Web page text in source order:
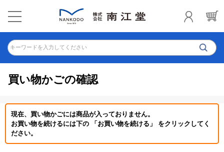
キーワードを入力してください
買い物かごの確認
現在、買い物かごには商品が入っておりません。
お買い物を続けるには下の 「お買い物を続ける」 をクリックしてく
ださい。